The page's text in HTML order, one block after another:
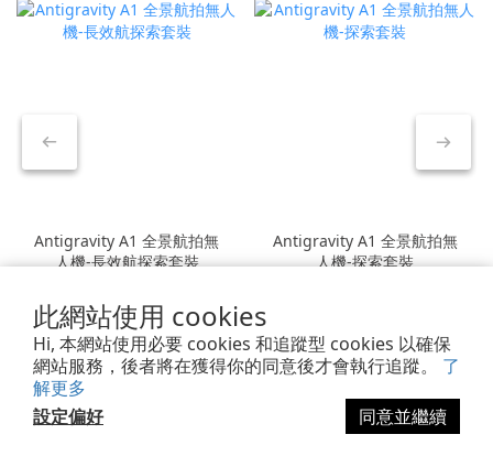
此網站使用 cookies
Hi, 本網站使用必要 cookies 和追蹤型 cookies 以確保
網站服務，後者將在獲得你的同意後才會執行追蹤。 了
解更多
設定偏好
同意並繼續
Antigravity A1 全景航拍無
人機-長效航探索套裝
NT$52,990 8折
Antigravity A1 全景航拍無
人機-探索套裝